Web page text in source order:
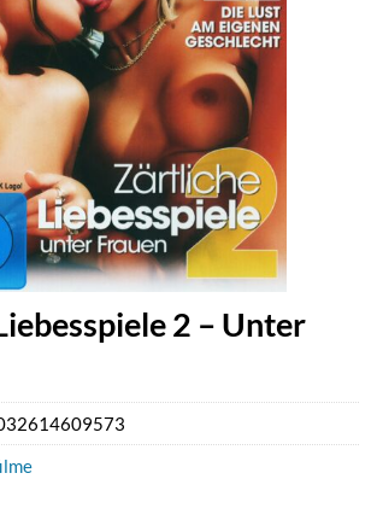
2 – Unter